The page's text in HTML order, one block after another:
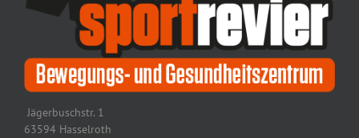
Jägerbuschstr. 1
63594 Hasselroth